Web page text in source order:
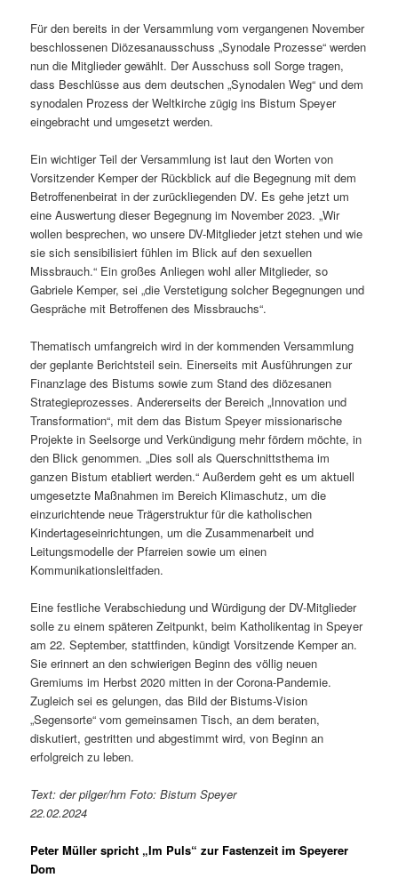
Für den bereits in der Versammlung vom vergangenen November
beschlossenen Diözesanausschuss „Synodale Prozesse“ werden
nun die Mitglieder gewählt. Der Ausschuss soll Sorge tragen,
dass Beschlüsse aus dem deutschen „Synodalen Weg“ und dem
synodalen Prozess der Weltkirche zügig ins Bistum Speyer
eingebracht und umgesetzt werden.
Ein wichtiger Teil der Versammlung ist laut den Worten von
Vorsitzender Kemper der Rückblick auf die Begegnung mit dem
Betroffenenbeirat in der zurückliegenden DV. Es gehe jetzt um
eine Auswertung dieser Begegnung im November 2023. „Wir
wollen besprechen, wo unsere DV-Mitglieder jetzt stehen und wie
sie sich sensibilisiert fühlen im Blick auf den sexuellen
Missbrauch.“ Ein großes Anliegen wohl aller Mitglieder, so
Gabriele Kemper, sei „die Verstetigung solcher Begegnungen und
Gespräche mit Betroffenen des Missbrauchs“.
Thematisch umfangreich wird in der kommenden Versammlung
der geplante Berichtsteil sein. Einerseits mit Ausführungen zur
Finanzlage des Bistums sowie zum Stand des diözesanen
Strategieprozesses. Andererseits der Bereich „Innovation und
Transformation“, mit dem das Bistum Speyer missionarische
Projekte in Seelsorge und Verkündigung mehr fördern möchte, in
den Blick genommen. „Dies soll als Querschnittsthema im
ganzen Bistum etabliert werden.“ Außerdem geht es um aktuell
umgesetzte Maßnahmen im Bereich Klimaschutz, um die
einzurichtende neue Trägerstruktur für die katholischen
Kindertageseinrichtungen, um die Zusammenarbeit und
Leitungsmodelle der Pfarreien sowie um einen
Kommunikationsleitfaden.
Eine festliche Verabschiedung und Würdigung der DV-Mitglieder
solle zu einem späteren Zeitpunkt, beim Katholikentag in Speyer
am 22. September, stattfinden, kündigt Vorsitzende Kemper an.
Sie erinnert an den schwierigen Beginn des völlig neuen
Gremiums im Herbst 2020 mitten in der Corona-Pandemie.
Zugleich sei es gelungen, das Bild der Bistums-Vision
„Segensorte“ vom gemeinsamen Tisch, an dem beraten,
diskutiert, gestritten und abgestimmt wird, von Beginn an
erfolgreich zu leben.
Text: der pilger/hm Foto: Bistum Speyer
22.02.2024
Peter Müller spricht „Im Puls“ zur Fastenzeit im Speyerer
Dom